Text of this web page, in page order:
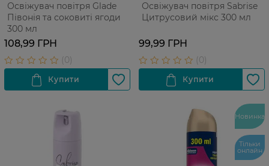
Освіжувач повітря Glade
Півонія та соковиті ягоди
300 мл
108,99 ГРН
Освіжувач повітря Sabrise
Цитрусовий мікс 300 мл
99,99 ГРН
Новинка
Тільки
онлайн